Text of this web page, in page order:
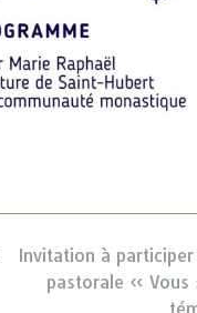
Invitation à
pastorale « Vous